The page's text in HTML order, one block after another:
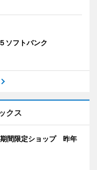
ソフトバンク
クス
間限定ショップ 昨年